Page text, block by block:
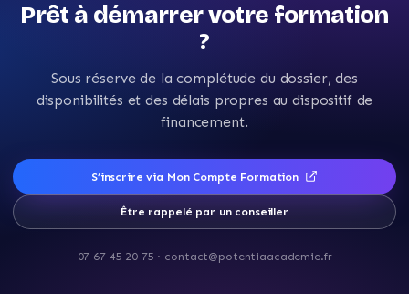
Prêt à démarrer votre formation
?
Sous réserve de la complétude du dossier, des
disponibilités et des délais propres au dispositif de
financement.
S’inscrire via Mon Compte Formation
Être rappelé par un conseiller
07 67 45 20 75 · contact@potentiaacademie.fr